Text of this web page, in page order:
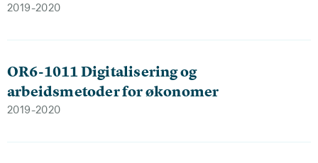
2019-2020
OR6-1011 Digitalisering og
arbeidsmetoder for økonomer
2019-2020